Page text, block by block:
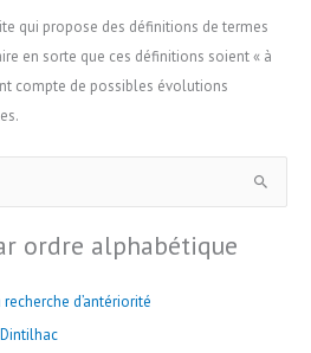
qui propose des définitions de termes
en sorte que ces définitions soient « à
compte de possibles évolutions
ordre alphabétique
d’antériorité